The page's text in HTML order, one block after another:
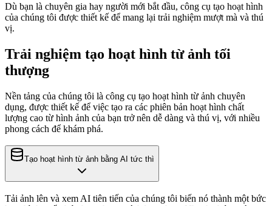
Dù bạn là chuyên gia hay người mới bắt đầu, công cụ tạo hoạt hình
của chúng tôi được thiết kế để mang lại trải nghiệm mượt mà và thú
vị.
Trải nghiệm tạo hoạt hình từ ảnh tối
thượng
Nền tảng của chúng tôi là công cụ tạo hoạt hình từ ảnh chuyên
dụng, được thiết kế để việc tạo ra các phiên bản hoạt hình chất
lượng cao từ hình ảnh của bạn trở nên dễ dàng và thú vị, với nhiều
phong cách để khám phá.
Tạo hoạt hình từ ảnh bằng AI tức thì
Tải ảnh lên và xem AI tiên tiến của chúng tôi biến nó thành một bức